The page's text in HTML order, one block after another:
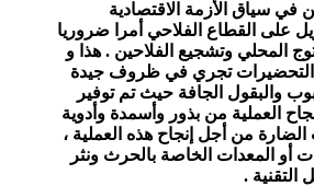
في سياق الأزمة الاقتصادية
على القطاع الفلاحي أمرا ضروريا
المحلي وتشجيع الفلاحين . هذا و
تجري في ظروف جيدة
والبقول الجافة حيث تم توفير
العملية من بذور وأسمدة وأدوية
من أجل إنجاح هذه العملية ،
أو المعدات الخاصة بالحرث ونثر
التقنية .